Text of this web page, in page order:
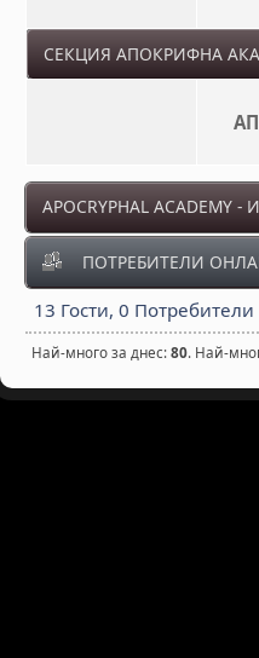
СЕКЦИЯ АПОКРИФНА
APOCRYPHAL
ПОТРЕБИТЕЛИ
13 Гости, 0 Потребители
Най-много за днес:80. Най-